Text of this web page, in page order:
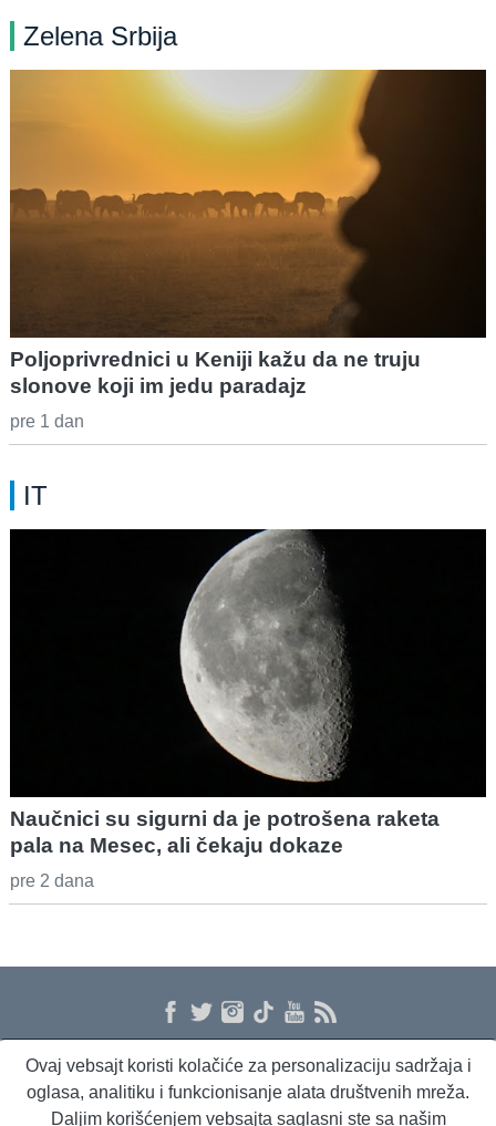
Zelena Srbija
Poljoprivrednici u Keniji kažu da ne truju
slonove koji im jedu paradajz
pre 1 dan
IT
Naučnici su sigurni da je potrošena raketa
pala na Mesec, ali čekaju dokaze
pre 2 dana
O nama Proizvodi i usluge Politika privatnosti Kontakt RSS
Ovaj vebsajt koristi kolačiće za personalizaciju sadržaja i
oglasa, analitiku i funkcionisanje alata društvenih mreža.
Daljim korišćenjem vebsajta saglasni ste sa našim